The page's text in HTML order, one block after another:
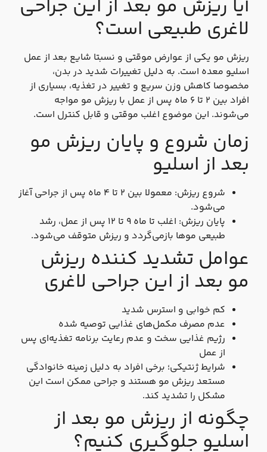
آیا ریزش مو بعد از این جراحی
لاغری طبیعی است؟
ریزش مو یکی از عوارض موقتی و نسبتا شایع بعد از عمل
اسلیو معده است. به دلیل تغییرات شدید در بدن،
مخصوصا کاهش وزن سریع و تغییر در تغذیه، بسیاری از
افراد بین ۲ تا ۶ ماه پس از عمل با ریزش مو مواجه
می‌شوند. این موضوع اغلب موقتی‌ و قابل کنترل است.
زمان شروع و پایان ریزش مو
بعد از اسلیو
شروع ریزش: معمولا بین ۲ تا ۴ ماه پس از جراحی آغاز
می‌شود.
پایان ریزش: اغلب تا ماه ۹ تا ۱۲ پس از عمل، رشد
طبیعی موها بازمی‌گردد و ریزش متوقف می‌شود.
عوامل تشدید کننده ریزش
مو بعد از این جراحی لاغری
کم‌ خوابی و استرس شدید
عدم مصرف مکمل‌های غذایی توصیه شده
رژیم غذایی سخت و عدم رعایت برنامه تغذیه‌ای پس
از عمل
شرایط ژنتیکی؛ برخی افراد به دلیل زمینه خانوادگی
مستعد ریزش مو هستند و جراحی ممکن است این
مشکل را تشدید کند.
چگونه از ریزش مو بعد از
اسلیو جلوگیری کنیم؟